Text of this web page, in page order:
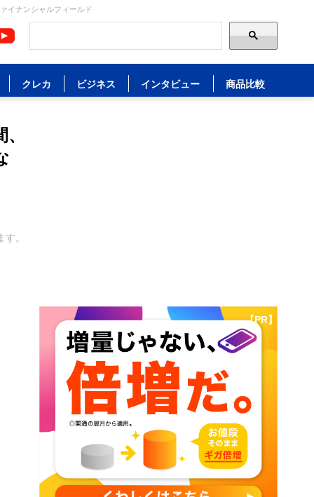
イナンシャルフィールド
クレカ ビジネス インタビュー 商品比較
す。
【PR】